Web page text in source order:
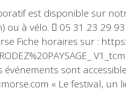
est disponible sur
ou à vélo.  05 31 23 29
Fiche horaires sur :
événements sont
« Le festival, un